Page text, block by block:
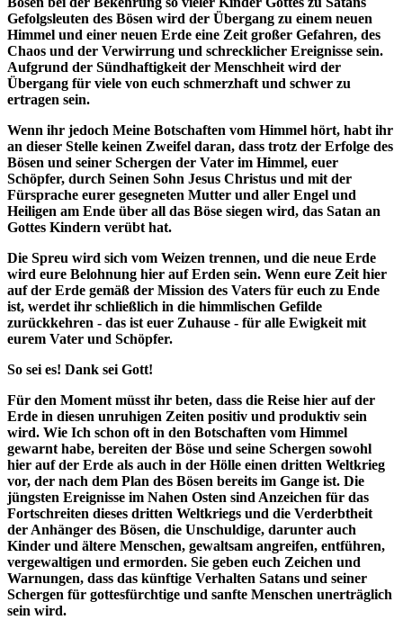
Gefolgsleuten des Bösen wird der Übergang zu einem neuen
Himmel und einer neuen Erde eine Zeit großer Gefahren, des
Chaos und der Verwirrung und schrecklicher Ereignisse sein.
Aufgrund der Sündhaftigkeit der Menschheit wird der
Übergang für viele von euch schmerzhaft und schwer zu
ertragen sein.
Wenn ihr jedoch Meine Botschaften vom Himmel hört, habt ihr
an dieser Stelle keinen Zweifel daran, dass trotz der Erfolge des
Bösen und seiner Schergen der Vater im Himmel, euer
Schöpfer, durch Seinen Sohn Jesus Christus und mit der
Fürsprache eurer gesegneten Mutter und aller Engel und
Heiligen am Ende über all das Böse siegen wird, das Satan an
Gottes Kindern verübt hat.
Die Spreu wird sich vom Weizen trennen, und die neue Erde
wird eure Belohnung hier auf Erden sein. Wenn eure Zeit hier
auf der Erde gemäß der Mission des Vaters für euch zu Ende
ist, werdet ihr schließlich in die himmlischen Gefilde
zurückkehren - das ist euer Zuhause - für alle Ewigkeit mit
eurem Vater und Schöpfer.
So sei es! Dank sei Gott!
Für den Moment müsst ihr beten, dass die Reise hier auf der
Erde in diesen unruhigen Zeiten positiv und produktiv sein
wird. Wie Ich schon oft in den Botschaften vom Himmel
gewarnt habe, bereiten der Böse und seine Schergen sowohl
hier auf der Erde als auch in der Hölle einen dritten Weltkrieg
vor, der nach dem Plan des Bösen bereits im Gange ist. Die
jüngsten Ereignisse im Nahen Osten sind Anzeichen für das
Fortschreiten dieses dritten Weltkriegs und die Verderbtheit
der Anhänger des Bösen, die Unschuldige, darunter auch
Kinder und ältere Menschen, gewaltsam angreifen, entführen,
vergewaltigen und ermorden. Sie geben euch Zeichen und
Warnungen, dass das künftige Verhalten Satans und seiner
Schergen für gottesfürchtige und sanfte Menschen unerträglich
sein wird.